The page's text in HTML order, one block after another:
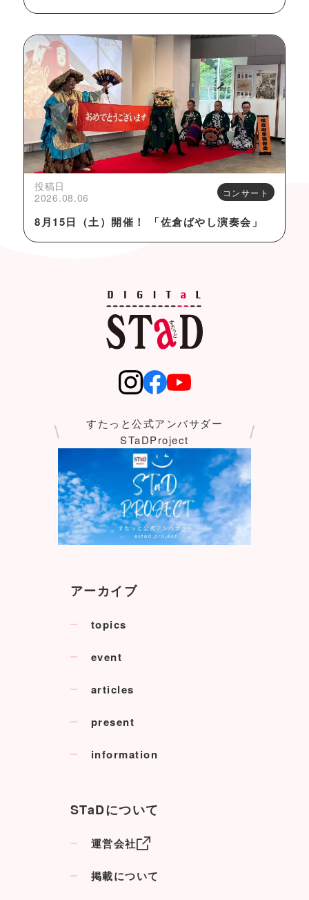
投稿日
2026.08.06
コンサート
8月15日（土）開催！ 「佐倉ばやし演奏会」
すたっと公式アンバサダー
STaDProject
アーカイブ
topics
event
articles
present
information
STaDについて
運営会社
掲載について